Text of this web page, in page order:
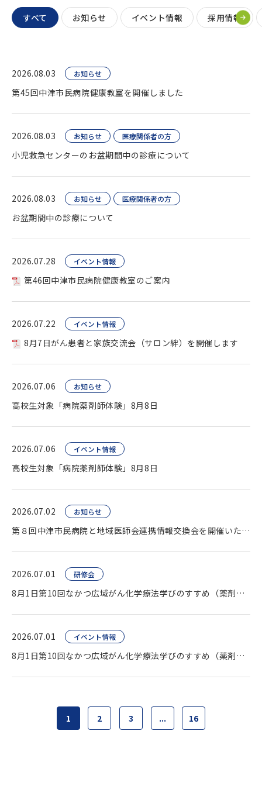
すべて お知らせ イベント情報 採用情報
2026.08.03 お知らせ
第45回中津市民病院健康教室を開催しました
2026.08.03 お知らせ 医療関係者の方
小児救急センターのお盆期間中の診療について
2026.08.03 お知らせ 医療関係者の方
お盆期間中の診療について
2026.07.28 イベント情報
第46回中津市民病院健康教室のご案内
2026.07.22 イベント情報
8月7日がん患者と家族交流会（サロン絆）を開催します
2026.07.06 お知らせ
高校生対象「病院薬剤師体験」8月8日
2026.07.06 イベント情報
高校生対象「病院薬剤師体験」8月8日
2026.07.02 お知らせ
第８回中津市民病院と地域医師会連携情報交換会を開催いたしました。
2026.07.01 研修会
8月1日第10回なかつ広域がん化学療法学びのすすめ（薬剤師向け研修会）開催します。
2026.07.01 イベント情報
8月1日第10回なかつ広域がん化学療法学びのすすめ（薬剤師向け研修会）開催します。
1 2 3 ... 16